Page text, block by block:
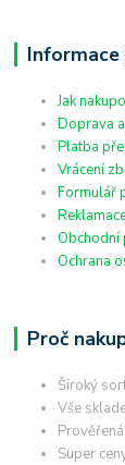
Jak
Doprava
Platba
Vrácení
Formulář
Obchodní
Ochrana
Proč
Široký
Vše
Super